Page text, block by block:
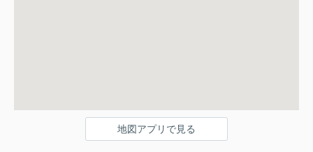
地図アプリで見る